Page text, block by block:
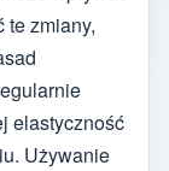
te zmiany,
elastyczność
Używanie